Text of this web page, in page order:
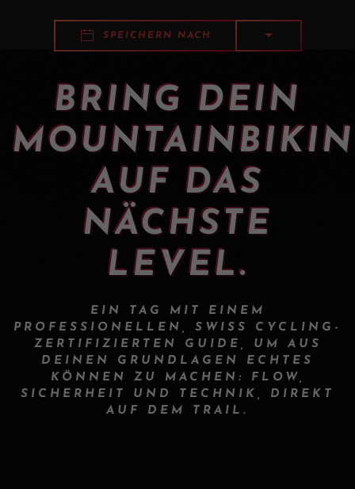
SPEICHERN NACH
BRING DEIN
AUF DAS
NÄCHSTE
LEVEL.
EIN TAG MIT EINEM
PROFESSIONELLEN, SWISS CYCLING-
ZERTIFIZIERTEN GUIDE, UM AUS
DEINEN GRUNDLAGEN ECHTES
KÖNNEN ZU MACHEN: FLOW,
SICHERHEIT UND TECHNIK, DIREKT
AUF DEM TRAIL.